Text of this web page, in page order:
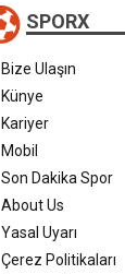
SPORX
Bize Ulaşın
Künye
Kariyer
Mobil
Son Dakika Spor
About Us
Yasal Uyarı
Çerez Politikaları